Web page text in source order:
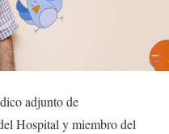
adjunto de
Hospital y miembro del